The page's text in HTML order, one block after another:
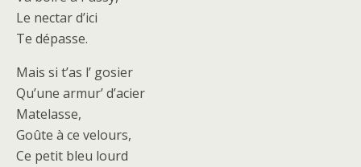
Le nectar d’ici
Te dépasse.
Mais si t’as l’ gosier
Qu’une armur’ d’acier
Matelasse,
Goûte à ce velours,
Ce petit bleu lourd